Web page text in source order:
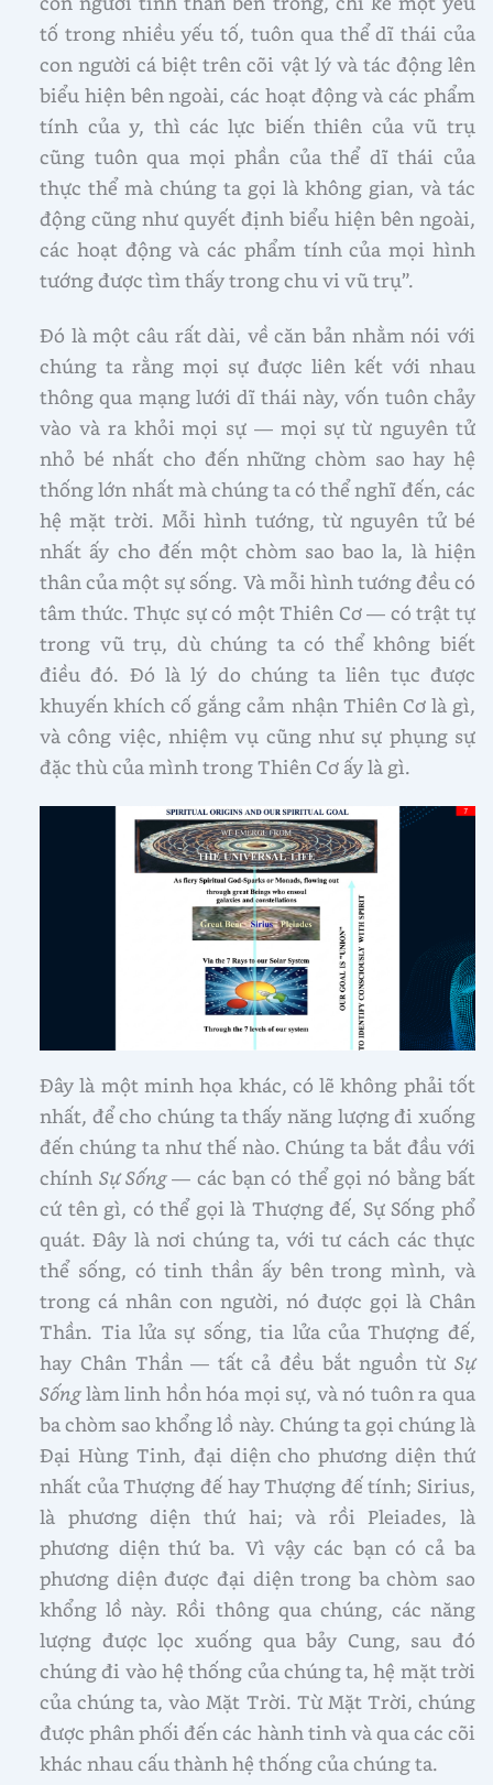
tố trong nhiều yếu tố, tuôn qua thể dĩ thái của
con người cá biệt trên cõi vật lý và tác động lên
biểu hiện bên ngoài, các hoạt động và các phẩm
tính của y, thì các lực biến thiên của vũ trụ
cũng tuôn qua mọi phần của thể dĩ thái của
thực thể mà chúng ta gọi là không gian, và tác
động cũng như quyết định biểu hiện bên ngoài,
các hoạt động và các phẩm tính của mọi hình
tướng được tìm thấy trong chu vi vũ trụ”.
Đó là một câu rất dài, về căn bản nhằm nói với
chúng ta rằng mọi sự được liên kết với nhau
thông qua mạng lưới dĩ thái này, vốn tuôn chảy
vào và ra khỏi mọi sự — mọi sự từ nguyên tử
nhỏ bé nhất cho đến những chòm sao hay hệ
thống lớn nhất mà chúng ta có thể nghĩ đến, các
hệ mặt trời. Mỗi hình tướng, từ nguyên tử bé
nhất ấy cho đến một chòm sao bao la, là hiện
thân của một sự sống. Và mỗi hình tướng đều có
tâm thức. Thực sự có một Thiên Cơ — có trật tự
trong vũ trụ, dù chúng ta có thể không biết
điều đó. Đó là lý do chúng ta liên tục được
khuyến khích cố gắng cảm nhận Thiên Cơ là gì,
và công việc, nhiệm vụ cũng như sự phụng sự
đặc thù của mình trong Thiên Cơ ấy là gì.
Đây là một minh họa khác, có lẽ không phải tốt
nhất, để cho chúng ta thấy năng lượng đi xuống
đến chúng ta như thế nào. Chúng ta bắt đầu với
chính Sự Sống— các bạn có thể gọi nó bằng bất
cứ tên gì, có thể gọi là Thượng đế, Sự Sống phổ
quát. Đây là nơi chúng ta, với tư cách các thực
thể sống, có tinh thần ấy bên trong mình, và
trong cá nhân con người, nó được gọi là Chân
Thần. Tia lửa sự sống, tia lửa của Thượng đế,
hay Chân Thần — tất cả đều bắt nguồn từ Sự
Sốnglàm linh hồn hóa mọi sự, và nó tuôn ra qua
ba chòm sao khổng lồ này. Chúng ta gọi chúng là
Đại Hùng Tinh, đại diện cho phương diện thứ
nhất của Thượng đế hay Thượng đế tính; Sirius,
là phương diện thứ hai; và rồi Pleiades, là
phương diện thứ ba. Vì vậy các bạn có cả ba
phương diện được đại diện trong ba chòm sao
khổng lồ này. Rồi thông qua chúng, các năng
lượng được lọc xuống qua bảy Cung, sau đó
chúng đi vào hệ thống của chúng ta, hệ mặt trời
của chúng ta, vào Mặt Trời. Từ Mặt Trời, chúng
được phân phối đến các hành tinh và qua các cõi
khác nhau cấu thành hệ thống của chúng ta.